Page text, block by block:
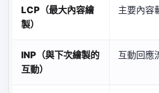
LCP（最大內容繪
製）
主要內容
INP（與下次繪製的
互動）
互動回應